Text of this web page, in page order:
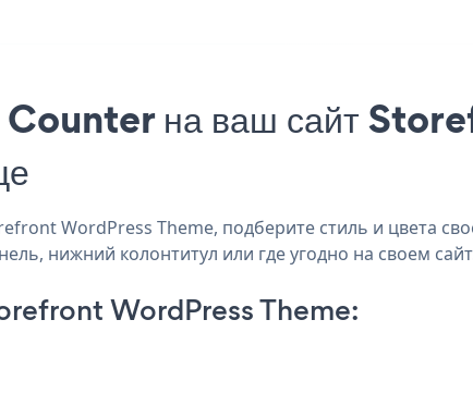
Counter на ваш сайт
WordPress Theme, подберите стиль и цвета
нижний колонтитул или где угодно на своем
WordPress Theme: